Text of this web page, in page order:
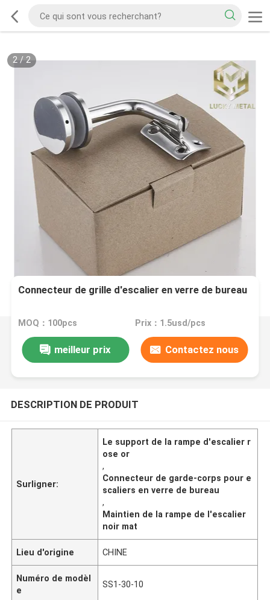
2/ 2
Connecteur de grille d'escalier en verre de bureau
MOQ：100pcs Prix：1.5usd/pcs
meilleur prix Contactez nous
DESCRIPTION DE PRODUIT
Surligner:
Le support de la rampe d'escalier r
ose or
,
Connecteur de garde-corps pour e
scaliers en verre de bureau
,
Maintien de la rampe de l'escalier
noir mat
Lieu d'origine CHINE
Numéro de modèl
e
SS1-30-10